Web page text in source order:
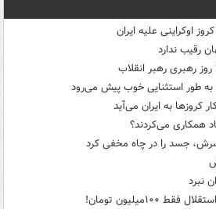
اوکراینی علیه ایران
رقیب ندارد
به طور استثنایی خوب پیش می‌رود
کروزها به ایران می‌آید
همکاری می‌کردند؟
جسد را در چاه مخفی کرد
نبرد
تومان!